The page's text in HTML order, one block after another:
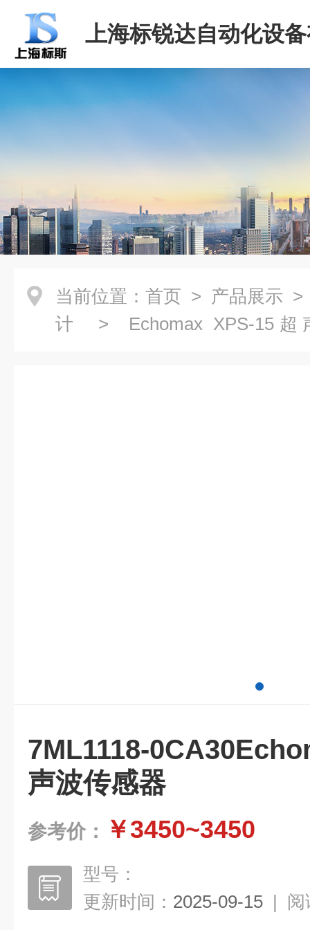
上海标锐达自动化设
司
当前位置： 首页 > 产品展示
计
> Echomax XPS-15
7ML1118-
声波传感器
参考价： ￥3450~3450
型号：
更新时间： 2025-09-15 | 阅